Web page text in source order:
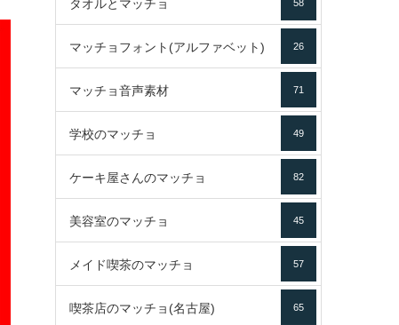
タオルとマッチョ 58
マッチョフォント(アルファベット) 26
マッチョ音声素材 71
学校のマッチョ 49
ケーキ屋さんのマッチョ 82
美容室のマッチョ 45
メイド喫茶のマッチョ 57
喫茶店のマッチョ(名古屋) 65